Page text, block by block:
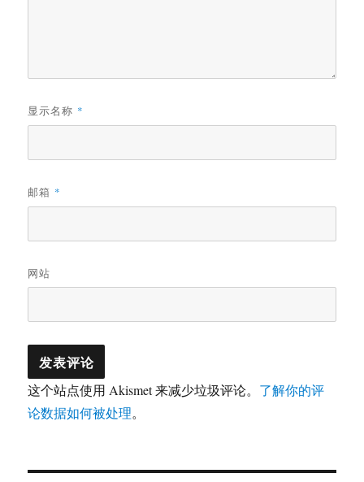
显示名称 *
邮箱 *
网站
这个站点使用 Akismet 来减少垃圾评论。 了解你的评
论数据如何被处理。